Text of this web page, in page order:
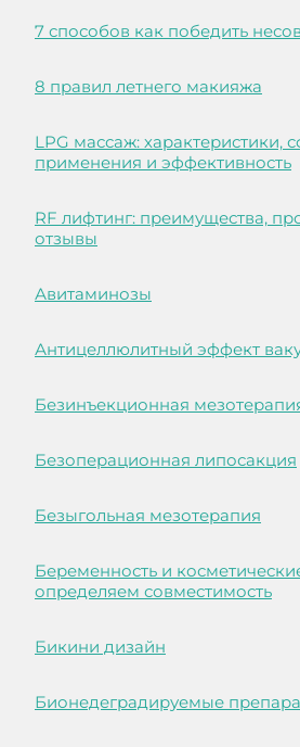
7 способов как победить
8 правил летнего макияжа
LPG массаж: характеристики,
применения и эффективность
RF лифтинг: преимущества,
отзывы
Авитаминозы
Антицеллюлитный эффект
Безинъекционная
Безоперационная липосакция
Безыгольная мезотерапия
Беременность и
определяем совместимость
Бикини дизайн
Бионедеградируемые